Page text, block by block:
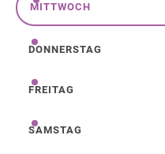
Mittwoch
MITTWOCH
Donnerstag
DONNERSTAG
Freitag
FREITAG
Samstag
SAMSTAG